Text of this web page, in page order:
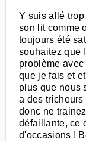
Y suis allé
son lit comme
toujours été
souhaitez que
problème
que je fais et
plus que nous
a des
donc ne
défaillante, ce
d'occasions !